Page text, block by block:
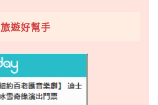
旅遊好幫手